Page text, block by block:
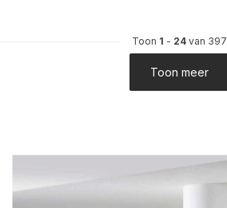
Toon 1 - 24van 397
Toon meer